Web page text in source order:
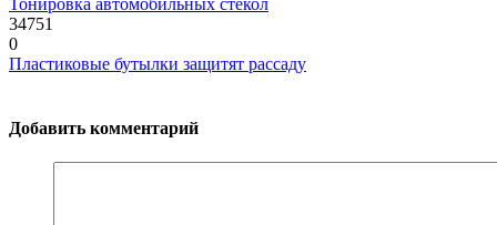
Тонировка автомобильных стекол
34751
0
Пластиковые бутылки защитят рассаду
Добавить комментарий